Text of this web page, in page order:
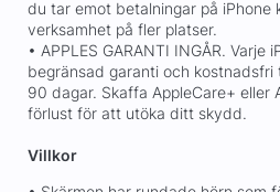
du tar emot betalningar på iPhone
verksamhet på fler platser.
• APPLES GARANTI INGÅR.
begränsad garanti och kostnadsfri
90 dagar. Skaffa AppleCare+ eller
förlust för att utöka ditt skydd.
Villkor